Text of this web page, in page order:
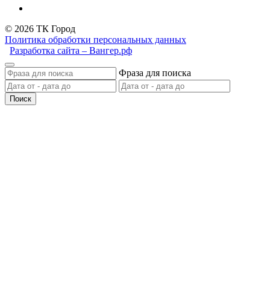
© 2026 ТК Город
Политика обработки персональных данных
Разработка сайта – Вангер.рф
Фраза для поиска
Поиск